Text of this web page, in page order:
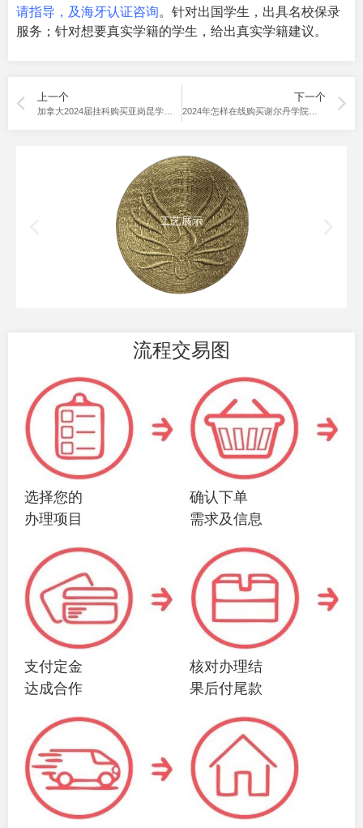
请指导，及海牙认证咨询。针对出国学生，出具名校保录
服务；针对想要真实学籍的学生，给出真实学籍建议。
上一个 下一个
2024年怎样在线购买谢尔丹学院毕业证？
工艺展示
流程交易图
选择您的
办理项目
确认下单
需求及信息
支付定金
达成合作
核对办理结
果后付尾款